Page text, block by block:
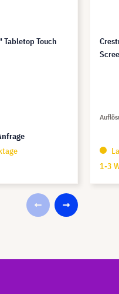
Tabletop Touch
1-3